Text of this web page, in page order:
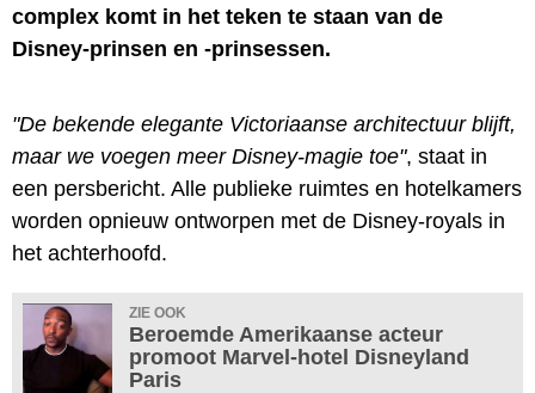
complex komt in het teken te staan van de
Disney-prinsen en -prinsessen.
"De bekende elegante Victoriaanse architectuur blijft,
maar we voegen meer Disney-magie toe", staat in
een persbericht. Alle publieke ruimtes en hotelkamers
worden opnieuw ontworpen met de Disney-royals in
het achterhoofd.
ZIE OOK
Beroemde Amerikaanse acteur
promoot Marvel-hotel Disneyland
Paris